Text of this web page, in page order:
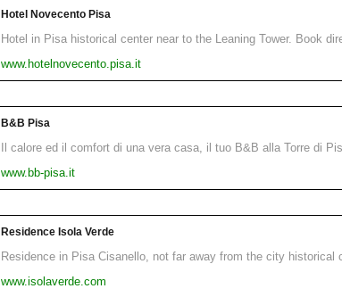
Hotel Novecento Pisa
Hotel in Pisa historical center near to the Leaning Tower. Book
www.hotelnovecento.pisa.it
B&B Pisa
Il calore ed il comfort di una vera casa, il tuo B&B alla Torre di
www.bb-pisa.it
Residence Isola Verde
Residence in Pisa Cisanello, not far away from the city historical
www.isolaverde.com